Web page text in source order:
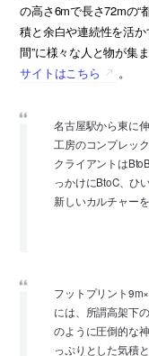
の高さ6mで長さ72mの“
積と余白や連続性を活
間”に様々な人と物が集
サイトはこちら
。
名古屋駅から東に
工房のコンプレック
クライアントは
っかけにBtoC、ひ
新しいカルチャー
フットプリント
には、所謂高架下
のように圧倒的な
っぷりとした気積